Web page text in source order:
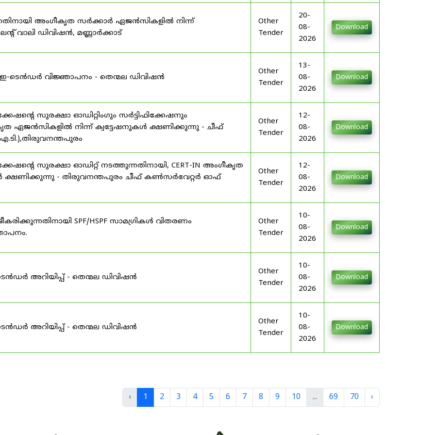
അംഗീകൃത സർക്കാർ ഏജൻസികളിൽ നിന്ന്
വാലി ഡിവിഷൻ, മണ്ണാർക്കാട്
Other
Tender
20-
08-
2026
Download
ടെൻഡർ വിജ്ഞാപനം - തെന്മല ഡിവിഷൻ
Other
Tender
13-
08-
2026
Download
സുരക്ഷാ ഓഡിറ്റിംഗും സർട്ടിഫിക്കേഷനും
ഏജൻസികളിൽ നിന്ന് ക്വട്ടേഷനുകൾ ക്ഷണിക്കുന്നു - ചീഫ്
Other
Tender
12-
08-
2026
Download
സുരക്ഷാ ഓഡിറ്റ് നടത്തുന്നതിനായി, CERT-IN അംഗീകൃത
ക്ഷണിക്കുന്നു - തിരുവനന്തപുരം ചീഫ് കൺസർവേറ്റർ ഓഫ്
Other
Tender
12-
08-
2026
Download
SPF/HSPF സാമഗ്രികൾ വിതരണം
Other
Tender
10-
08-
2026
Download
അറിയിപ്പ് - തെന്മല ഡിവിഷൻ
Other
Tender
10-
08-
2026
Download
അറിയിപ്പ് - തെന്മല ഡിവിഷൻ
Other
Tender
10-
08-
2026
Download
‹ 1 2 3 4 5 6 7 8 9 10 ... 69 70 ›